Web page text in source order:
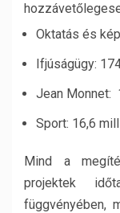
Oktatás és
Ifjúságügy:
Jean Monnet:
Sport: 16,6
Mind a
projektek
függvényében,